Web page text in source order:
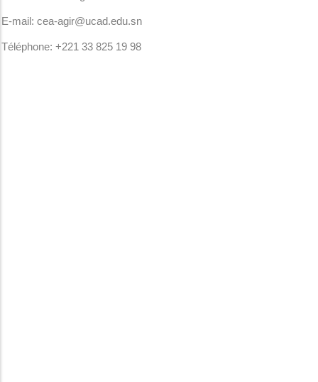
E-mail: cea-agir@ucad.edu.sn
Téléphone: +221 33 825 19 98